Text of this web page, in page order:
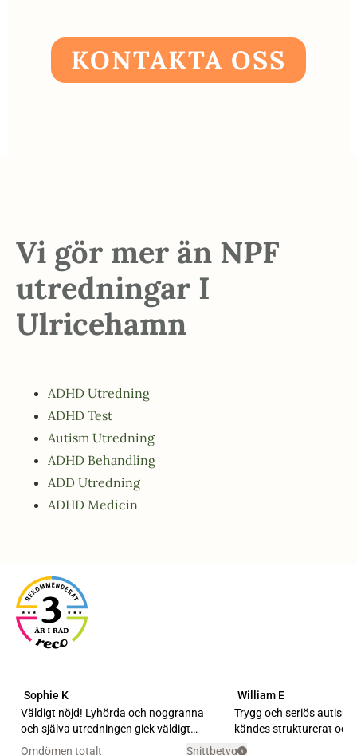
KONTAKTA OSS
Vi gör mer än NPF
utredningar I
Ulricehamn
ADHD Utredning
ADHD Test
Autism Utredning
ADHD Behandling
ADD Utredning
ADHD Medicin